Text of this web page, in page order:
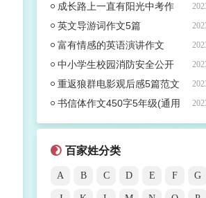
成长路上一直有阳光中考作
文
英文导游词作文5篇
富有情感的英语演讲作文
中小学生校园消防安全公开
课观后感五篇范文
重返狼群电影观后感5篇范文
书信体作文450字5年级(通用
38篇)
百家姓分类
A B C D E F G